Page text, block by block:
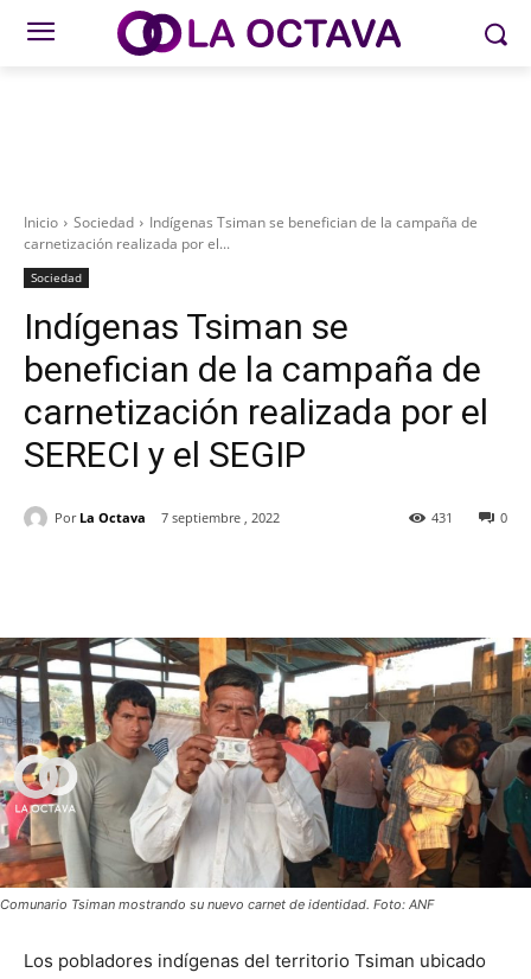
Inicio Sociedad
Indígenas Tsiman se benefician de la campaña de
carnetización realizada por el...
Sociedad
Indígenas Tsiman se
benefician de la campaña de
carnetización realizada por el
SERECI y el SEGIP
Por La Octava 7 septiembre , 2022 0
431
Comunario Tsiman mostrando su nuevo carnet de identidad. Foto: ANF
Los pobladores indígenas del territorio Tsiman ubicado